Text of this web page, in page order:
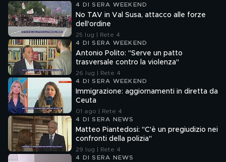
4 DI SERA WEEKEND
No TAV in Val Susa, attacco alle forze
dell'ordine
25 lug | Rete 4
4 DI SERA WEEKEND
Antonio Polito: "Serve un patto
trasversale contro la violenza"
26 lug | Rete 4
4 DI SERA WEEKEND
Immigrazione: aggiornamenti in diretta da
Ceuta
01 ago | Rete 4
4 DI SERA NEWS
Matteo Piantedosi: "C'è un pregiudizio nei
confronti della polizia"
29 lug | Rete 4
4 DI SERA NEWS